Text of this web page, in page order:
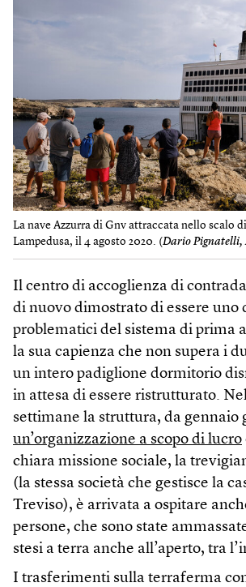
La nave Azzurra di Gnv attraccata nello scalo
Lampedusa, il 4 agosto 2020. (Dario Pignatelli,
Il centro di accoglienza di
di nuovo dimostrato di essere uno
problematici del sistema di prima
la sua capienza che non supera i
un intero padiglione dormitorio
in attesa di essere ristrutturato.
settimane la struttura, da gennaio
un’organizzazione a scopo di lucro
chiara missione sociale, la
(la stessa società che gestisce la
Treviso), è arrivata a ospitare
persone, che sono state
stesi a terra anche all’aperto, tra
I trasferimenti sulla terraferma